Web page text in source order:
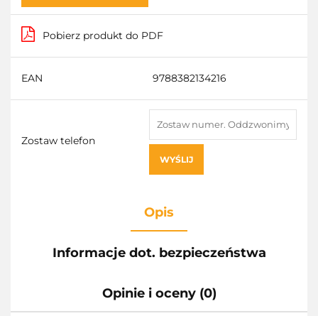
Pobierz produkt do PDF
EAN 9788382134216
Zostaw telefon
WYŚLIJ
Opis
Informacje dot. bezpieczeństwa
Opinie i oceny (0)